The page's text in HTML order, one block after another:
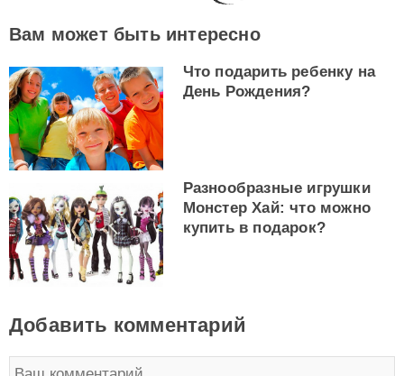
Вам может быть интересно
Что подарить ребенку на
День Рождения?
Разнообразные игрушки
Монстер Хай: что можно
купить в подарок?
Добавить комментарий